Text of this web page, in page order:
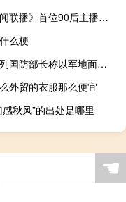
《新闻联播》首位90后主播来了！ 到底什么情况呢
么梗
以色列国防部长称以军地面行动进入“下一阶段” 到底什么情况嘞
外贸的衣服那么便宜
感秋风”的出处是哪里
☚